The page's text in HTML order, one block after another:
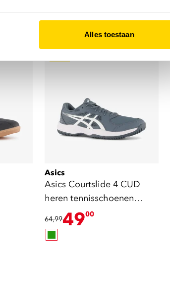
Alles toestaan
Asics
Asics Courtslide 4 CUD
heren tennisschoenen
groen grijs
64,994900